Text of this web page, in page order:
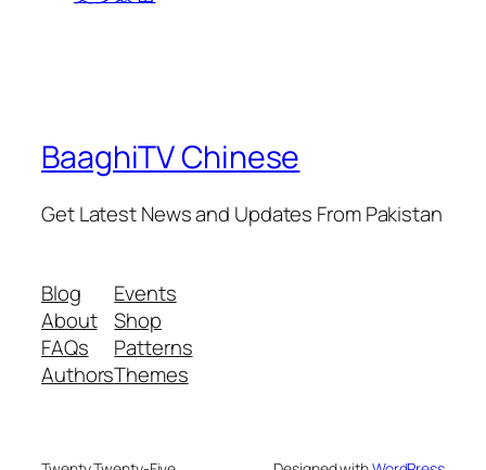
BaaghiTV Chinese
Get Latest News and Updates From Pakistan
Blog
About
FAQs
Authors
Events
Shop
Patterns
Themes